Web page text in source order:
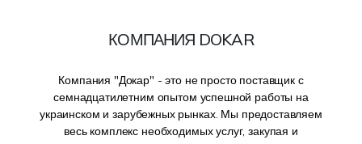
КОМПАНИЯ DOKAR
Компания "Докар" - это не просто поставщик с
семнадцатилетним опытом успешной работы на
украинском и зарубежных рынках. Мы предоставляем
весь комплекс необходимых услуг, закупая и